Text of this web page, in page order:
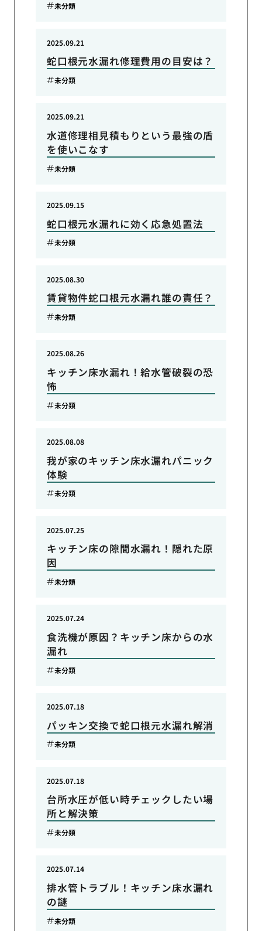
未分類
蛇口根元水漏れ修理費用の目安は？
2025.09.21
未分類
水道修理相見積もりという最強の盾
を使いこなす
2025.09.21
未分類
蛇口根元水漏れに効く応急処置法
2025.09.15
未分類
賃貸物件蛇口根元水漏れ誰の責任？
2025.08.30
未分類
キッチン床水漏れ！給水管破裂の恐
怖
2025.08.26
未分類
我が家のキッチン床水漏れパニック
体験
2025.08.08
未分類
キッチン床の隙間水漏れ！隠れた原
因
2025.07.25
未分類
食洗機が原因？キッチン床からの水
漏れ
2025.07.24
未分類
パッキン交換で蛇口根元水漏れ解消
2025.07.18
未分類
台所水圧が低い時チェックしたい場
所と解決策
2025.07.18
未分類
排水管トラブル！キッチン床水漏れ
の謎
2025.07.14
未分類